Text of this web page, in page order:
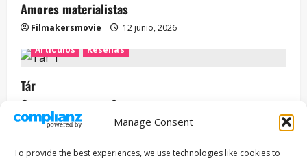
Manage Consent
To provide the best experiences, we use technologies like cookies to
Amores materialistas
Filmakersmovie
12 junio, 2026
Artículos
Reseñas
Tár
Entrevista
Series